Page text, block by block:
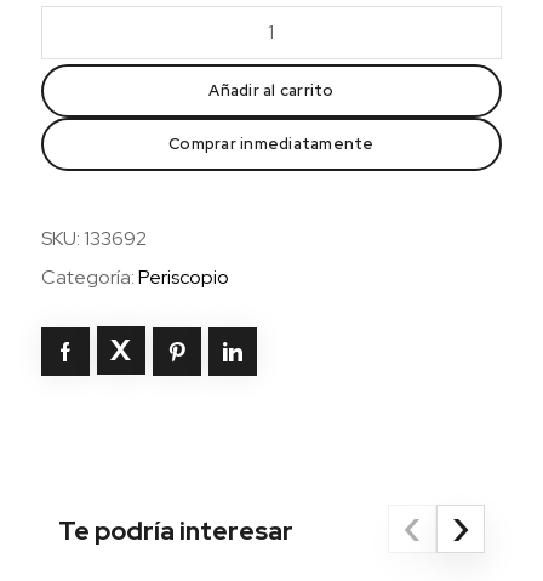
síndrome
Bergerac
(Cas)
cantidad
Añadir al carrito
Comprar inmediatamente
SKU:133692
Categoría:Periscopio
Te podría interesar ‹ ›